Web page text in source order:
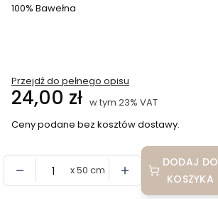
100% Bawełna
Przejdź do pełnego opisu
Cena
24,00 zł w tym 23% VAT
w tym 23% VAT
Ceny podane bez kosztów dostawy.
x 50 cm
DODAJ DO
KOSZYKA